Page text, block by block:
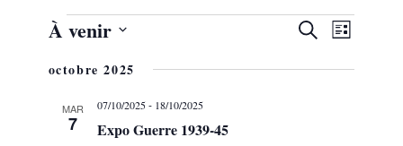
Évènements
Recherche
Recherche
DE
Liste
À venir
une
octobre 2025
MAR
7 Expo Guerre 1939-45
07/10/2025- 18/10/2025